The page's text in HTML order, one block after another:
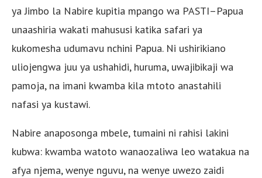
ya Jimbo la Nabire kupitia mpango wa PASTI–Papua
unaashiria wakati mahususi katika safari ya
kukomesha udumavu nchini Papua. Ni ushirikiano
uliojengwa juu ya ushahidi, huruma, uwajibikaji wa
pamoja, na imani kwamba kila mtoto anastahili
nafasi ya kustawi.
Nabire anaposonga mbele, tumaini ni rahisi lakini
kubwa: kwamba watoto wanaozaliwa leo watakua na
afya njema, wenye nguvu, na wenye uwezo zaidi